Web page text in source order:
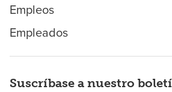
Empleos
Empleados
Suscríbase a nuestro